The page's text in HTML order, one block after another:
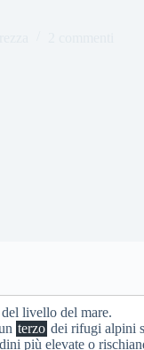
livello del mare.
terzo dei rifugi alpini
più elevate o